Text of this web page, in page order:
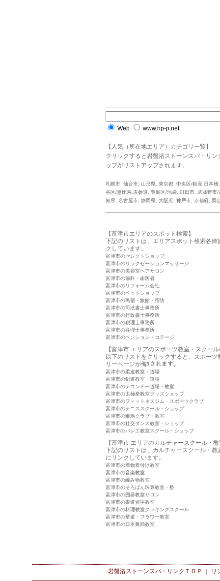
Web www.hp-p.net
【人気（所在地エリア）カテゴリ一覧】
クリックすると岩盤浴ストーンスパ・リ
ップがリストアップされます。
札幌市 仙台市 山形県 東京都 中央区/銀座,日本橋
谷区/恵比寿,表参道
豊島区/池袋 町田市 武蔵野市/
知県 名古屋市 静岡県 大阪府 神戸市 京都府 岡
【富津市エリアのスポット検索】
下記のリストは、エリアスポット検索各
クしています。
富津市のセレクトショップ
富津市のリラクゼーションマッサージ
富津市の美容室ヘアサロン
富津市の歯科・歯医者
富津市のリフォーム会社
富津市のペットショップ
富津市の民宿・旅館・宿坊
富津市の司法書士事務所
富津市の行政書士事務所
富津市の税理士事務所
富津市の弁理士事務所
富津市のペンション・コテージ
【富津市 エリアのスポーツ教室・スクー
以下のリストをクリックすると、スポー
リーページが侮ｦされます。
富津市の柔道教室・道場
富津市の剣道教室・道場
富津市のテコンドー道場・教室
富津市の太極拳教室グッズショップ
富津市のフィットネスジム・スポーツクラブ
富津市のテニススクール・ショップ
富津市の乗馬クラブ・教室
富津市の社交ダンス教室・ショップ
富津市のバレエ教室スクール・ショップ
【富津市 エリアのカルチャースクール・
下記のリストは、カルチャースクール・
にリンクしています。
富津市の着物着付け教室
富津市の音楽教室
富津市の編み物教室
富津市のそろばん珠算教室・塾
富津市の囲碁教室サロン
富津市の書道習字教室
富津市の料理教室クッキングスクール
富津市の華道・フラワー教室
富津市の日本舞踊教室
岩盤浴ストーンスパ・リンク ＴＯＰ ｜ リ